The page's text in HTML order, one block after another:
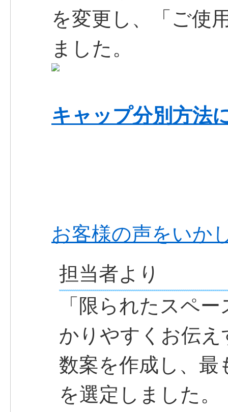
を変更し、「ご使
ました。
キャップ分別方法
お客様の声をい
担当者より
「限られたスペ
かりやすくお伝
数案を作成し、最
を選定しました。